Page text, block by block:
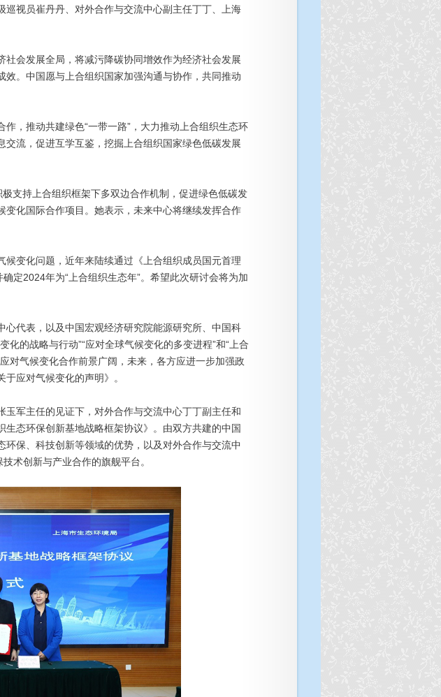
视员崔丹丹、对外合作与交流中心副主任丁丁、上海
会发展全局，将减污降碳协同增效作为经济社会发展
。中国愿与上合组织国家加强沟通与协作，共同推动
，推动共建绿色“一带一路”，大力推动上合组织生态环
流，促进互学互鉴，挖掘上合组织国家绿色低碳发展
持上合组织框架下多双边合作机制，促进绿色低碳发
化国际合作项目。她表示，未来中心将继续发挥合作
变化问题，近年来陆续通过《上合组织成员国元首理
定2024年为“上合组织生态年”。希望此次研讨会将为加
代表，以及中国宏观经济研究院能源研究所、中国科
的战略与行动”“应对全球气候变化的多变进程”和“上合
对气候变化合作前景广阔，未来，各方应进一步加强政
应对气候变化的声明》。
军主任的见证下，对外合作与交流中心丁丁副主任和
态环保创新基地战略框架协议》。由双方共建的中国
保、科技创新等领域的优势，以及对外合作与交流中
术创新与产业合作的旗舰平台。